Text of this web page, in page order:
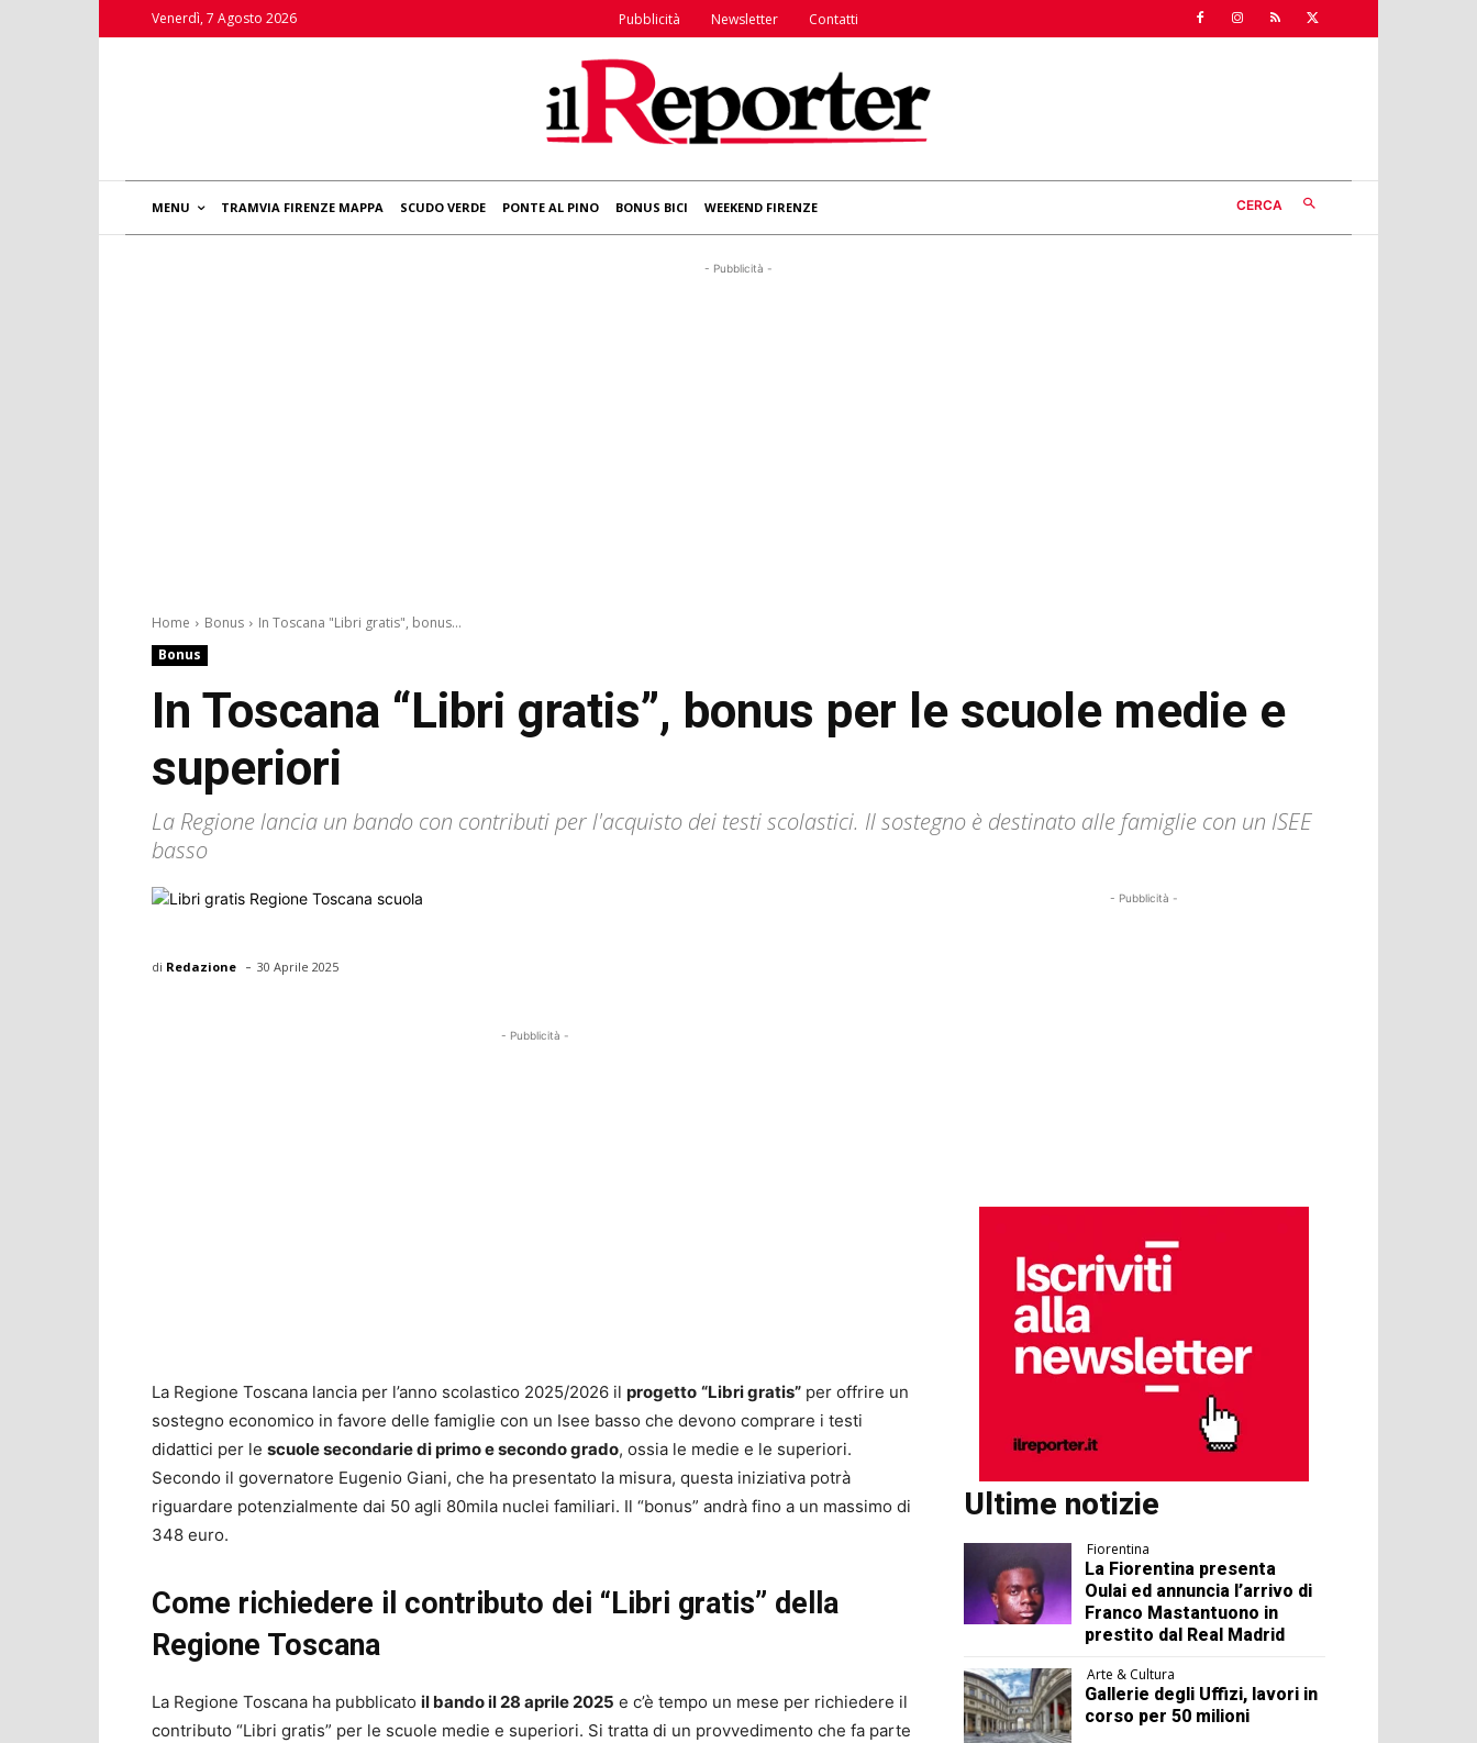
Venerdì, 7 Agosto 2026 Pubblicità Newsletter Contatti
MENU TRAMVIA FIRENZE MAPPA SCUDO VERDE PONTE AL PINO BONUS BICI WEEKEND FIRENZE CERCA
- Pubblicità -
Home Bonus
In Toscana "Libri gratis", bonus...
Bonus
In Toscana “Libri gratis”, bonus per le scuole medie e
superiori
La Regione lancia un bando con contributi per l'acquisto dei testi scolastici. Il sostegno è destinato alle famiglie con un ISEE
basso
di Redazione - 30 Aprile 2025
- Pubblicità -
La Regione Toscana lancia per l’anno scolastico 2025/2026 il progetto “Libri gratis” per offrire un
sostegno economico in favore delle famiglie con un Isee basso che devono comprare i testi
didattici per le scuole secondarie di primo e secondo grado, ossia le medie e le superiori.
Secondo il governatore Eugenio Giani, che ha presentato la misura, questa iniziativa potrà
riguardare potenzialmente dai 50 agli 80mila nuclei familiari. Il “bonus” andrà fino a un massimo di
348 euro.
Come richiedere il contributo dei “Libri gratis” della
Regione Toscana
La Regione Toscana ha pubblicato il bando il 28 aprile 2025 e c’è tempo un mese per richiedere il
contributo “Libri gratis” per le scuole medie e superiori. Si tratta di un provvedimento che fa parte
- Pubblicità -
Ultime notizie
Fiorentina
La Fiorentina presenta
Oulai ed annuncia l’arrivo di
Franco Mastantuono in
prestito dal Real Madrid
Arte & Cultura
Gallerie degli Uffizi, lavori in
corso per 50 milioni